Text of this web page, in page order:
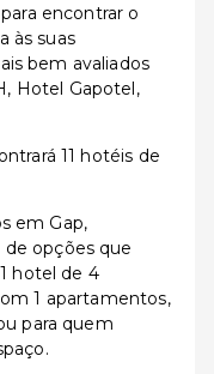
encontrar o
às suas
bem avaliados
Hotel Gapotel,
11 hotéis de
em Gap,
opções que
hotel de 4
1 apartamentos,
para quem